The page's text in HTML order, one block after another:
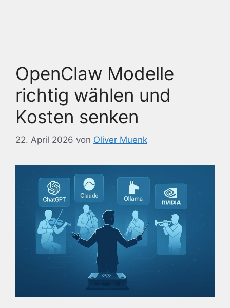
OpenClaw Modelle
richtig wählen und
Kosten senken
22. April 2026 von Oliver Muenk